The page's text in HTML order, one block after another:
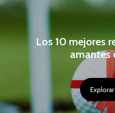
Los 10 mejores
amantes
Explorar